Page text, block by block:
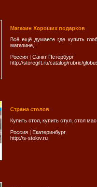
Магазин Хороших подарков
Всё ещё думаете где купить
магазине,
Россия | Санкт Петербург
http://storegift.ru/catalog/rubric/
Страна столов
Купить стол, купить стул, стол
Россия | Екатеринбург
http://s-stolov.ru